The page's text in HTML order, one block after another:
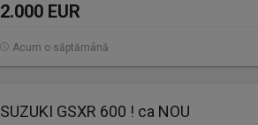
2.000 EUR
Acum o săptămână
SUZUKI GSXR 600 ! ca NOU